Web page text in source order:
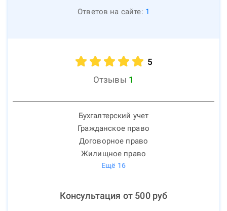
Ответов на сайте: 1
5
Отзывы 1
Бухгалтерский учет
Гражданское право
Договорное право
Жилищное право
Ещё 16
Консультация от 500руб